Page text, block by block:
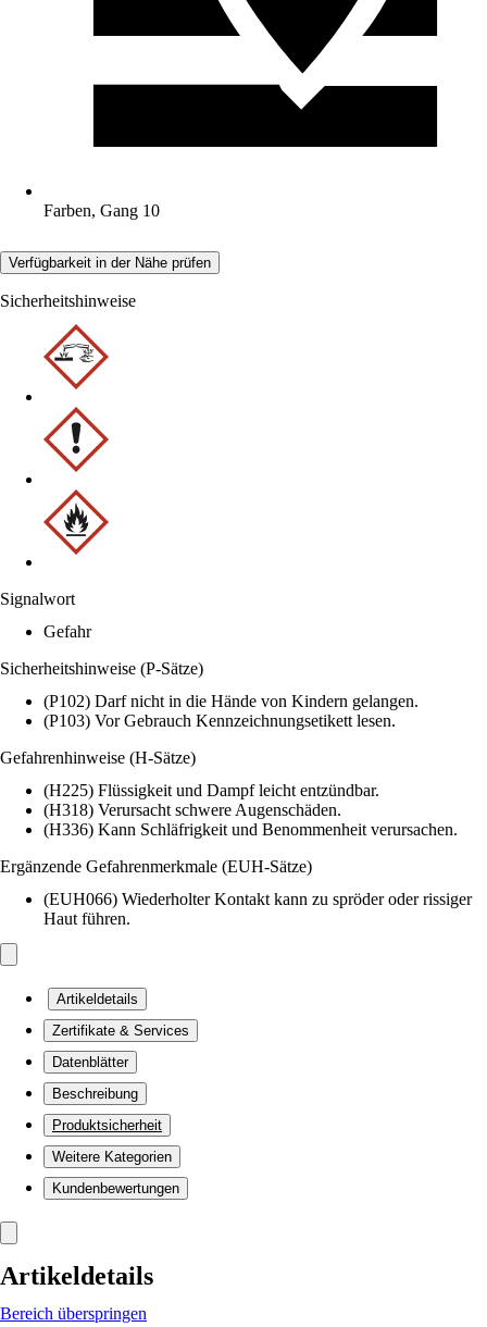
Farben, Gang 10
Verfügbarkeit in der Nähe prüfen
Sicherheitshinweise
Signalwort
Gefahr
Sicherheitshinweise (P-Sätze)
(P102) Darf nicht in die Hände von Kindern gelangen.
(P103) Vor Gebrauch Kennzeichnungsetikett lesen.
Gefahrenhinweise (H-Sätze)
(H225) Flüssigkeit und Dampf leicht entzündbar.
(H318) Verursacht schwere Augenschäden.
(H336) Kann Schläfrigkeit und Benommenheit verursachen.
Ergänzende Gefahrenmerkmale (EUH-Sätze)
(EUH066) Wiederholter Kontakt kann zu spröder oder rissiger
Haut führen.
Artikeldetails
Zertifikate & Services
Datenblätter
Beschreibung
Produktsicherheit
Weitere Kategorien
Kundenbewertungen
Artikeldetails
Bereich überspringen